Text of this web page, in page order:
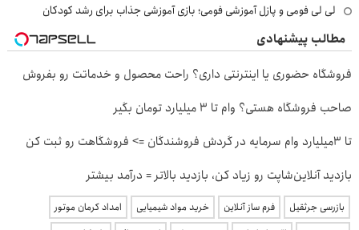
لی لی فومی و پازل آموزشی فومی؛ بازی آموزشی جذاب برای رشد کودکان
مطالب پیشنهادی
فروشگاه حضوری یا اینترنتی داری؟ راحت محصول و خدماتت رو بفروش
صاحب فروشگاه هستی؟ وام تا ۳ میلیارد تومان بگیر
تا 3میلیارد وام سرمایه در گردش فروشندگان => فروشگاهت رو ثبت کن
بازدید آنلاین‌شاپت رو زیاد کن، بازدید بالاتر = درآمد بیشتر
بازرسی جرثقیل فرم ساز آنلاین خرید مواد شیمیایی
امداد کرمان موتور